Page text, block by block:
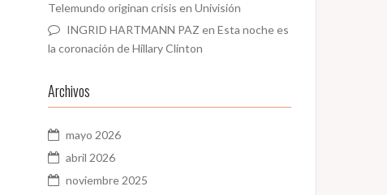
Telemundo originan crisis en Univisión
INGRID HARTMANN PAZ en Esta noche es
la coronación de Hillary Clinton
Archivos
mayo 2026
abril 2026
noviembre 2025